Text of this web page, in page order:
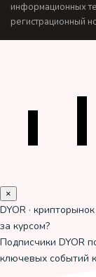
информационных
регистрационный
×
DYOR · крипторынок
за курсом?
Подписчики DYOR
ключевых событий